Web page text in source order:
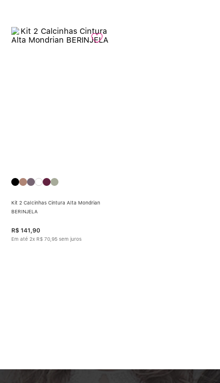
Kit 2 Calcinhas Cintura Alta Mondrian
BERINJELA
R$ 141,90
Em até 2x R$ 70 95 sem juros